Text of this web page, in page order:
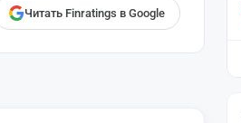
Читать Finratings в Google